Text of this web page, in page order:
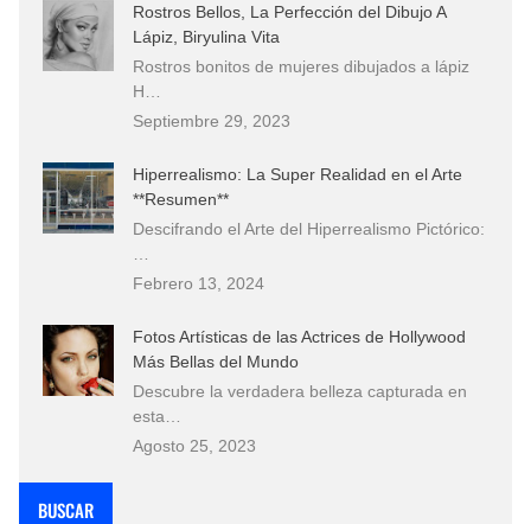
Rostros Bellos, La Perfección del Dibujo A
Lápiz, Biryulina Vita
Rostros bonitos de mujeres dibujados a lápiz
H…
Septiembre 29, 2023
Hiperrealismo: La Super Realidad en el Arte
**Resumen**
Descifrando el Arte del Hiperrealismo Pictórico:
Febrero 13, 2024
Fotos Artísticas de las Actrices de Hollywood
Más Bellas del Mundo
Descubre la verdadera belleza capturada en
esta…
Agosto 25, 2023
BUSCAR